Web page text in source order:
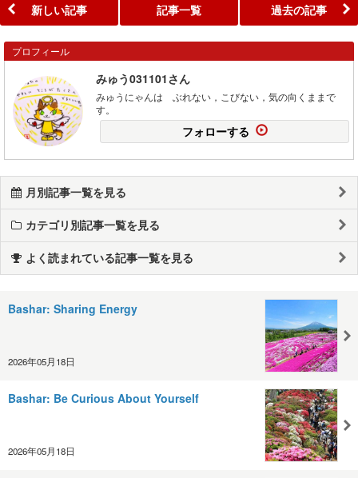
新しい記事 記事一覧 過去の記事
プロフィール
みゅう031101さん
みゅうにゃんは ぶれない，こびない，気の向くままで
す。
フォローする
月別記事一覧を見る
カテゴリ別記事一覧を見る
よく読まれている記事一覧を見る
Bashar: Sharing Energy
2026年05月18日
Bashar: Be Curious About Yourself
2026年05月18日